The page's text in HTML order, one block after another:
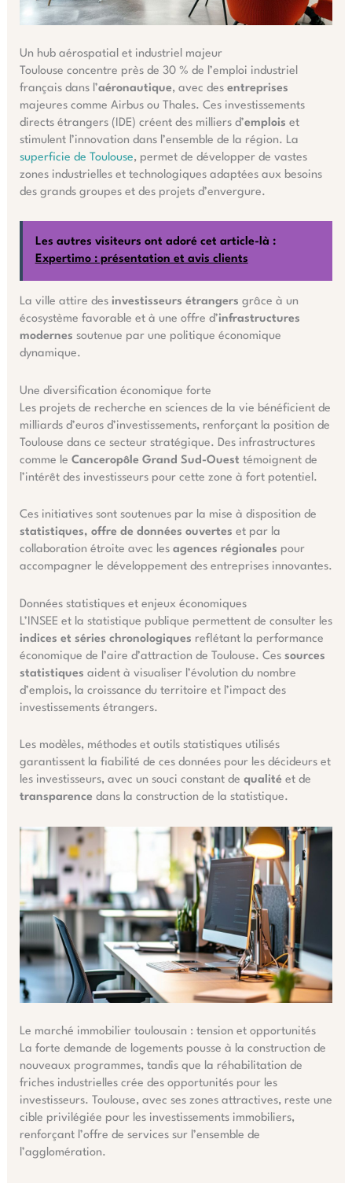
Un hub aérospatial et industriel majeur
Toulouse concentre près de 30 % de l’emploi industriel
français dans l’aéronautique, avec des entreprises
majeures comme Airbus ou Thales. Ces investissements
directs étrangers (IDE) créent des milliers d’emplois et
stimulent l’innovation dans l’ensemble de la région. La
superficie de Toulouse, permet de développer de vastes
zones industrielles et technologiques adaptées aux besoins
des grands groupes et des projets d’envergure.
Les autres visiteurs ont adoré cet article-là :
Expertimo : présentation et avis clients
La ville attire des investisseurs étrangers grâce à un
écosystème favorable et à une offre d’infrastructures
modernes soutenue par une politique économique
dynamique.
Une diversification économique forte
Les projets de recherche en sciences de la vie bénéficient de
milliards d’euros d’investissements, renforçant la position de
Toulouse dans ce secteur stratégique. Des infrastructures
comme le Canceropôle Grand Sud-Ouest témoignent de
l’intérêt des investisseurs pour cette zone à fort potentiel.
Ces initiatives sont soutenues par la mise à disposition de
statistiques, offre de données ouvertes et par la
collaboration étroite avec les agences régionales pour
accompagner le développement des entreprises innovantes.
Données statistiques et enjeux économiques
L’INSEE et la statistique publique permettent de consulter les
indices et séries chronologiques reflétant la performance
économique de l’aire d’attraction de Toulouse. Ces sources
statistiques aident à visualiser l’évolution du nombre
d’emplois, la croissance du territoire et l’impact des
investissements étrangers.
Les modèles, méthodes et outils statistiques utilisés
garantissent la fiabilité de ces données pour les décideurs et
les investisseurs, avec un souci constant de qualité et de
transparence dans la construction de la statistique.
Le marché immobilier toulousain : tension et opportunités
La forte demande de logements pousse à la construction de
nouveaux programmes, tandis que la réhabilitation de
friches industrielles crée des opportunités pour les
investisseurs. Toulouse, avec ses zones attractives, reste une
cible privilégiée pour les investissements immobiliers,
renforçant l’offre de services sur l’ensemble de
l’agglomération.